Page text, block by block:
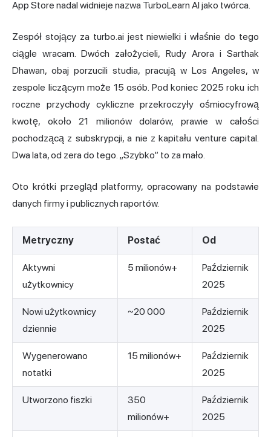
App Store nadal widnieje nazwa TurboLearn AI jako twórca.
Zespół stojący za turbo.ai jest niewielki i właśnie do tego
ciągle wracam. Dwóch założycieli, Rudy Arora i Sarthak
Dhawan, obaj porzucili studia, pracują w Los Angeles, w
zespole liczącym może 15 osób. Pod koniec 2025 roku ich
roczne przychody cykliczne przekroczyły ośmiocyfrową
kwotę, około 21 milionów dolarów, prawie w całości
pochodzącą z subskrypcji, a nie z kapitału venture capital.
Dwa lata, od zera do tego. „Szybko” to za mało.
Oto krótki przegląd platformy, opracowany na podstawie
danych firmy i publicznych raportów.
Metryczny Postać Od
Aktywni
użytkownicy
5 milionów+
Październik
2025
Nowi użytkownicy
dziennie
~20 000
Październik
2025
Wygenerowano
notatki
15 milionów+
Październik
2025
Utworzono fiszki
350
milionów+
Październik
2025